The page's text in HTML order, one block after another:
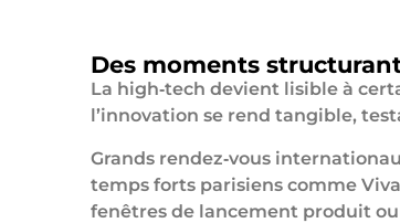
Des moments
La high‑tech devient lisible à
l’innovation se rend tangible,
Grands rendez‑vous
temps forts parisiens comme
fenêtres de lancement produit